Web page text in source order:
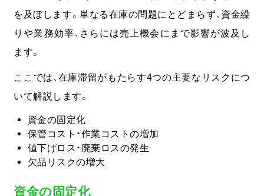
を及ぼします。単なる在庫の問題にとどまらず、資金繰
りや業務効率、さらには売上機会にまで影響が波及し
ます。
ここでは、在庫滞留がもたらす4つの主要なリスクにつ
いて解説します。
資金の固定化
保管コスト・作業コストの増加
値下げロス・廃棄ロスの発生
欠品リスクの増大
資金の固定化